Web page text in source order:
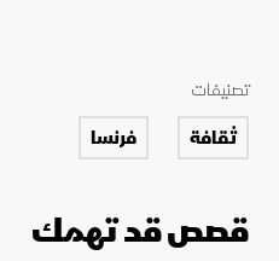
تصنيفات
ثقافة فرنسا
قصص قد تهمك